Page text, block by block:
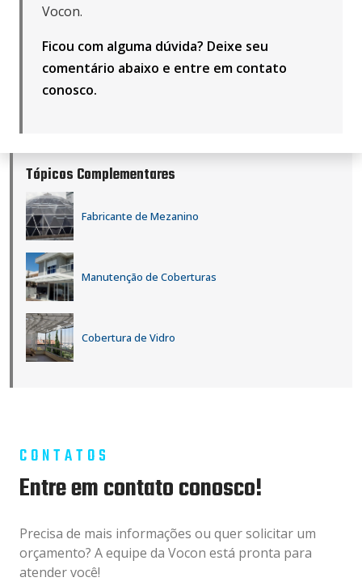
Vocon.
Ficou com alguma dúvida? Deixe seu
comentário abaixo e entre em contato
conosco.
Tópicos Complementares
Fabricante de Mezanino
Manutenção de Coberturas
Cobertura de Vidro
CONTATOS
Entre em contato conosco!
Precisa de mais informações ou quer solicitar um
orçamento? A equipe da Vocon está pronta para
atender você!